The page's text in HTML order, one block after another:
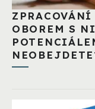
OBOREM S